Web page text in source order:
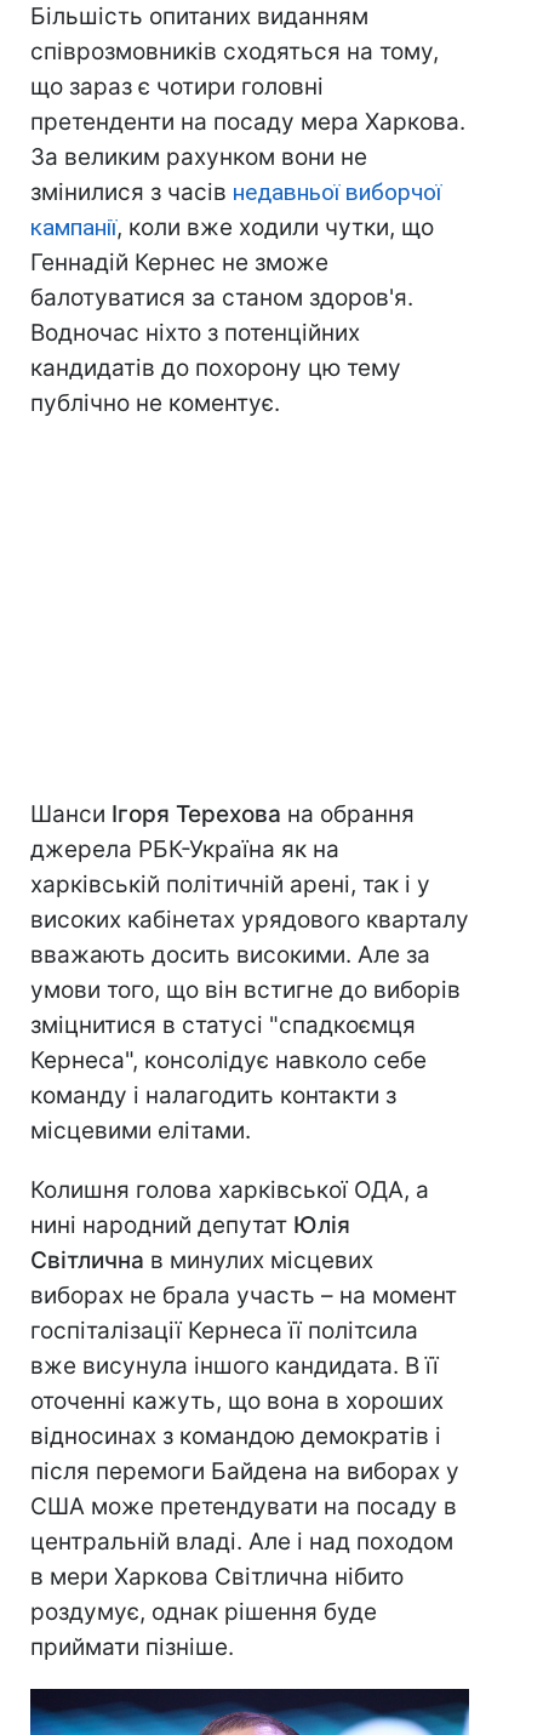
Більшість опитаних виданням
співрозмовників сходяться на тому,
що зараз є чотири головні
претенденти на посаду мера Харкова.
За великим рахунком вони не
змінилися з часів недавньої виборчої
кампанії, коли вже ходили чутки, що
Геннадій Кернес не зможе
балотуватися за станом здоров'я.
Водночас ніхто з потенційних
кандидатів до похорону цю тему
публічно не коментує.
Шанси Ігоря Терехова на обрання
джерела РБК-Україна як на
харківській політичній арені, так і у
високих кабінетах урядового кварталу
вважають досить високими. Але за
умови того, що він встигне до виборів
зміцнитися в статусі "спадкоємця
Кернеса", консолідує навколо себе
команду і налагодить контакти з
місцевими елітами.
Колишня голова харківської ОДА, а
нині народний депутат Юлія
Світлична в минулих місцевих
виборах не брала участь – на момент
госпіталізації Кернеса її політсила
вже висунула іншого кандидата. В її
оточенні кажуть, що вона в хороших
відносинах з командою демократів і
після перемоги Байдена на виборах у
США може претендувати на посаду в
центральній владі. Але і над походом
в мери Харкова Світлична нібито
роздумує, однак рішення буде
приймати пізніше.